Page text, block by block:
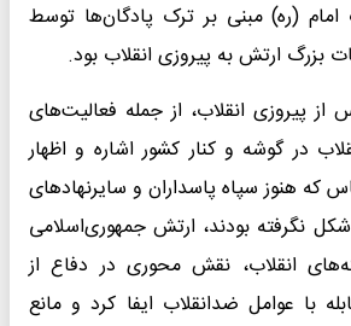
(ره) مبنی بر ترک پادگان‌ها توسط
بزرگ ارتش به پیروزی انقلاب بود.
پیروزی انقلاب، از جمله فعالیت‌های
در گوشه و کنار کشور اشاره و اظهار
که هنوز سپاه پاسداران و سایرنهادهای
شکل نگرفته بودند، ارتش جمهوری‌اسلامی
انقلاب، نقش محوری در دفاع از
با عوامل ضدانقلاب ایفا کرد و مانع